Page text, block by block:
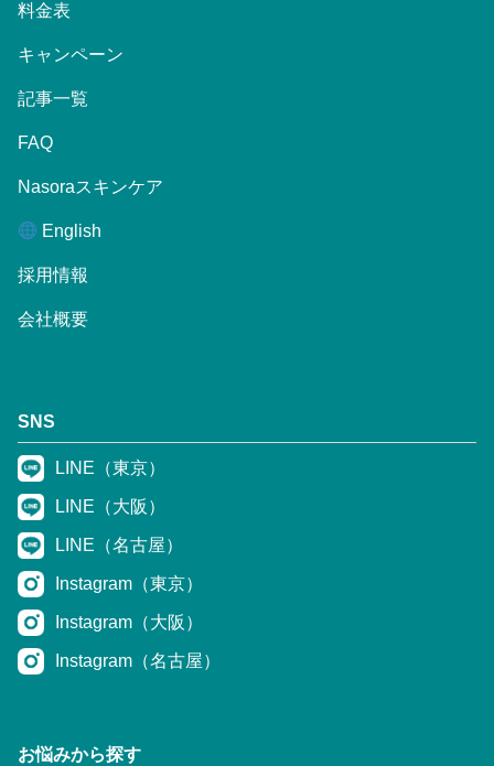
料金表
キャンペーン
記事一覧
FAQ
Nasoraスキンケア
English
採用情報
会社概要
SNS
LINE（東京）
LINE（大阪）
LINE（名古屋）
Instagram（東京）
Instagram（大阪）
Instagram（名古屋）
お悩みから探す